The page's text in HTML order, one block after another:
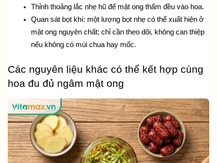
Thỉnh thoảng lắc nhẹ hũ để mật ong thấm đều vào hoa.
Quan sát bọt khí: một lượng bọt nhẹ có thể xuất hiện ở
mật ong nguyên chất; chỉ cần theo dõi, không can thiệp
nếu không có mùi chua hay mốc.
Các nguyên liệu khác có thể kết hợp cùng
hoa đu đủ ngâm mật ong